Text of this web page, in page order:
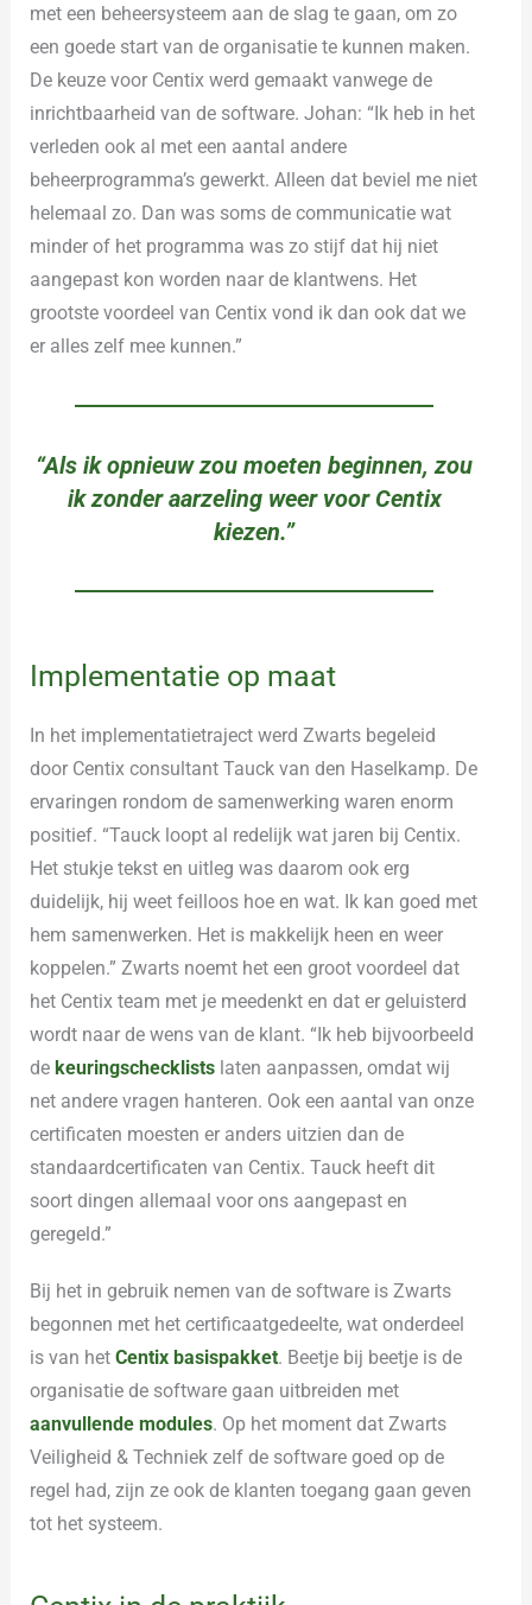
met een beheersysteem aan de slag te gaan, om zo
een goede start van de organisatie te kunnen maken.
De keuze voor Centix werd gemaakt vanwege de
inrichtbaarheid van de software. Johan: “Ik heb in het
verleden ook al met een aantal andere
beheerprogramma’s gewerkt. Alleen dat beviel me niet
helemaal zo. Dan was soms de communicatie wat
minder of het programma was zo stijf dat hij niet
aangepast kon worden naar de klantwens. Het
grootste voordeel van Centix vond ik dan ook dat we
er alles zelf mee kunnen.”
“Als ik opnieuw zou moeten beginnen, zou
ik zonder aarzeling weer voor Centix
kiezen.”
Implementatie op maat
In het implementatietraject werd Zwarts begeleid
door Centix consultant Tauck van den Haselkamp. De
ervaringen rondom de samenwerking waren enorm
positief. “Tauck loopt al redelijk wat jaren bij Centix.
Het stukje tekst en uitleg was daarom ook erg
duidelijk, hij weet feilloos hoe en wat. Ik kan goed met
hem samenwerken. Het is makkelijk heen en weer
koppelen.” Zwarts noemt het een groot voordeel dat
het Centix team met je meedenkt en dat er geluisterd
wordt naar de wens van de klant. “Ik heb bijvoorbeeld
dekeuringschecklists laten aanpassen, omdat wij
net andere vragen hanteren. Ook een aantal van onze
certificaten moesten er anders uitzien dan de
standaardcertificaten van Centix. Tauck heeft dit
soort dingen allemaal voor ons aangepast en
geregeld.”
Bij het in gebruik nemen van de software is Zwarts
begonnen met het certificaatgedeelte, wat onderdeel
is van hetCentix basispakket. Beetje bij beetje is de
organisatie de software gaan uitbreiden met
aanvullende modules. Op het moment dat Zwarts
Veiligheid & Techniek zelf de software goed op de
regel had, zijn ze ook de klanten toegang gaan geven
tot het systeem.